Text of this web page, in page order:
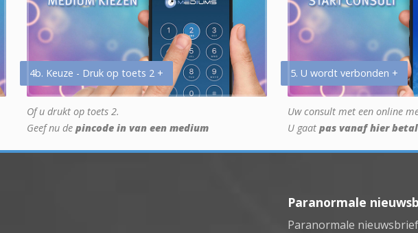
4b. Keuze - Druk op toets 2 +
Of u drukt op toets 2.
Geef nu de pincode in van een medium
5. U wordt verbonden +
Uw consult met een online
U gaat pas vanaf hier
Paranormale
Paranormale